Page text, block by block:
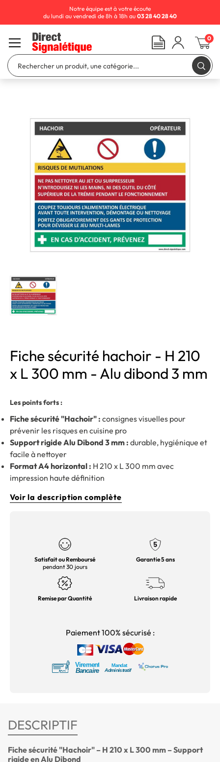
Fiche sécurité hachoir - H 210
x L 300 mm - Alu dibond 3 mm
Les points forts :
Fiche sécurité "Hachoir" : consignes visuelles pour
prévenir les risques en cuisine pro
Support rigide Alu Dibond 3 mm : durable, hygiénique et
facile à nettoyer
Format A4 horizontal : H 210 x L 300 mm avec
impression haute définition
Voir la description complète
Satisfait ou Remboursé
pendant 30 jours
Garantie 5 ans
Remise par Quantité Livraison rapide
Paiement 100% sécurisé :
DESCRIPTIF
Fiche sécurité "Hachoir" – H 210 x L 300 mm – Support
rigide en Alu Dibond
Notre équipe est à votre écoute
du lundi au vendredi de 8h à 18h au 03 28 40 28 40
0